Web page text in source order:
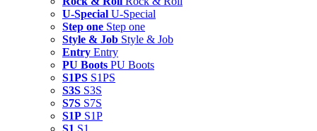
U-Special U-Special
Step one Step one
Style & Job Style & Job
Entry Entry
PU Boots PU Boots
S1PS S1PS
S3S S3S
S7S S7S
S1P S1P
S1 S1